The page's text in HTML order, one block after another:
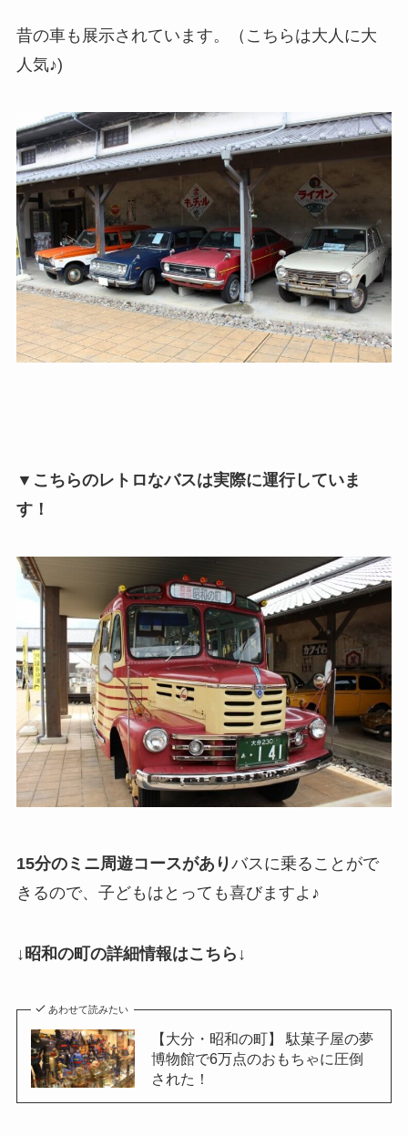
昔の車も展示されています。（こちらは大人に大
人気♪)
▼こちらのレトロなバスは実際に運行していま
す！
15分のミニ周遊コースがありバスに乗ることがで
きるので、子どもはとっても喜びますよ♪
↓昭和の町の詳細情報はこちら↓
あわせて読みたい
【大分・昭和の町】 駄菓子屋の夢
博物館で6万点のおもちゃに圧倒
された！